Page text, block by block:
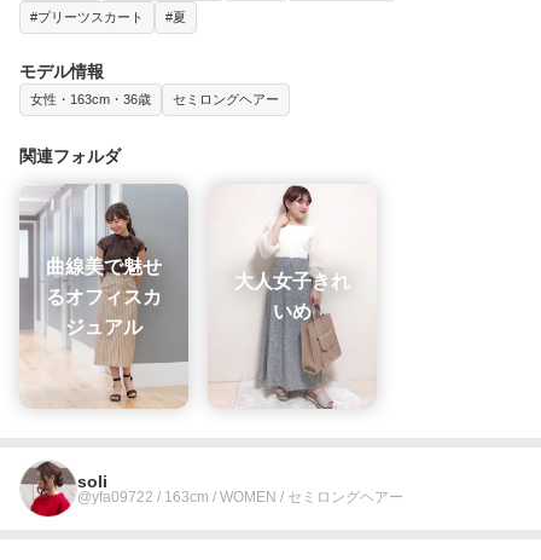
#プリーツスカート #夏
モデル情報
女性・163cm・36歳 セミロングヘアー
関連フォルダ
曲線美で魅せ
るオフィスカ
ジュアル
大人女子きれ
いめ
soli
@yfa09722 / 163cm / WOMEN / セミロングヘアー